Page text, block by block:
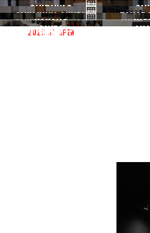
SHIBUYA3
渋谷3号
2026.07 OPEN
渋
SHINJUKU ANNEX
新宿ANNEX 高
NAKANO
中野
GINZA